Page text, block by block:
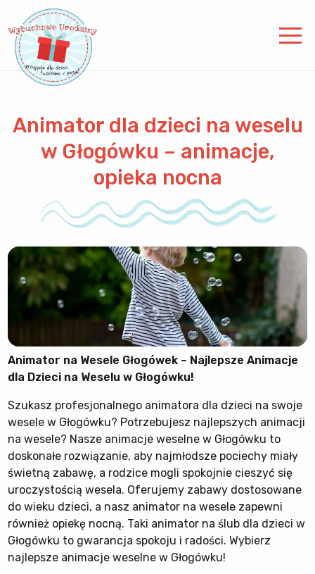
Animator dla dzieci na weselu
w Głogówku – animacje,
opieka nocna
Animator na Wesele Głogówek – Najlepsze Animacje
dla Dzieci na Weselu w Głogówku!
Szukasz profesjonalnego animatora dla dzieci na swoje
wesele w Głogówku? Potrzebujesz najlepszych animacji
na wesele? Nasze animacje weselne w Głogówku to
doskonałe rozwiązanie, aby najmłodsze pociechy miały
świetną zabawę, a rodzice mogli spokojnie cieszyć się
uroczystością wesela. Oferujemy zabawy dostosowane
do wieku dzieci, a nasz animator na wesele zapewni
również opiekę nocną. Taki animator na ślub dla dzieci w
Głogówku to gwarancja spokoju i radości. Wybierz
najlepsze animacje weselne w Głogówku!